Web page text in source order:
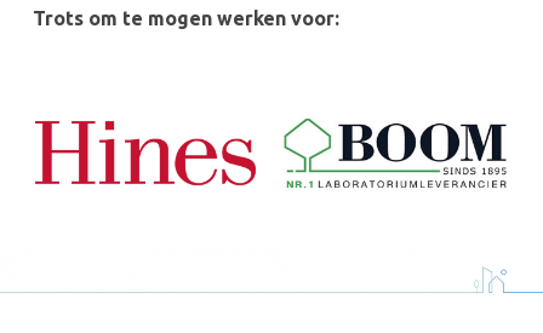
Trots om te mogen werken voor: